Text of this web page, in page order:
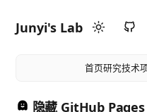
Junyi's Lab
首页研究技术
隐藏 GitHub